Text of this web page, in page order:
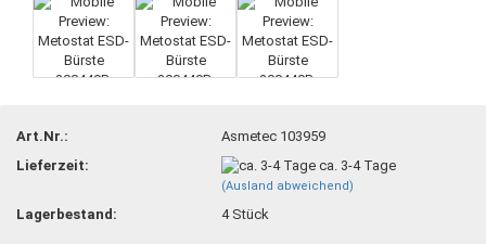
Art.Nr.:
Asmetec 103959
Lieferzeit:
ca. 3-4 Tage
(Ausland abweichend)
Lagerbestand: 4 Stück